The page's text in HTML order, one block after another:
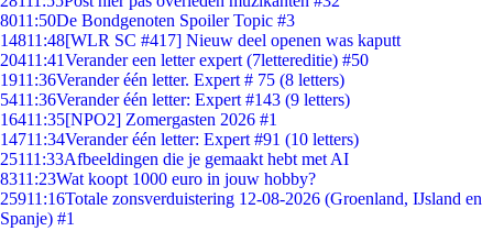
8011:50De Bondgenoten Spoiler Topic #3
14811:48[WLR SC #417] Nieuw deel openen was kaputt
20411:41Verander een letter expert (7lettereditie) #50
1911:36Verander één letter. Expert # 75 (8 letters)
5411:36Verander één letter: Expert #143 (9 letters)
16411:35[NPO2] Zomergasten 2026 #1
14711:34Verander één letter: Expert #91 (10 letters)
25111:33Afbeeldingen die je gemaakt hebt met AI
8311:23Wat koopt 1000 euro in jouw hobby?
25911:16Totale zonsverduistering 12-08-2026 (Groenland, IJsland en
Spanje) #1